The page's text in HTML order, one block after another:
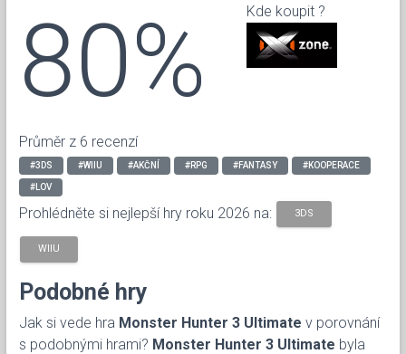
80%
Průměr z 6 recenzí
Kde koupit ?
#3DS #WIIU #AKČNÍ #RPG #FANTASY #KOOPERACE
#LOV
Prohlédněte si nejlepší hry roku 2026 na: 3DS
WIIU
Podobné hry
Jak si vede hra Monster Hunter 3 Ultimate v porovnání
s podobnými hrami? Monster Hunter 3 Ultimate byla